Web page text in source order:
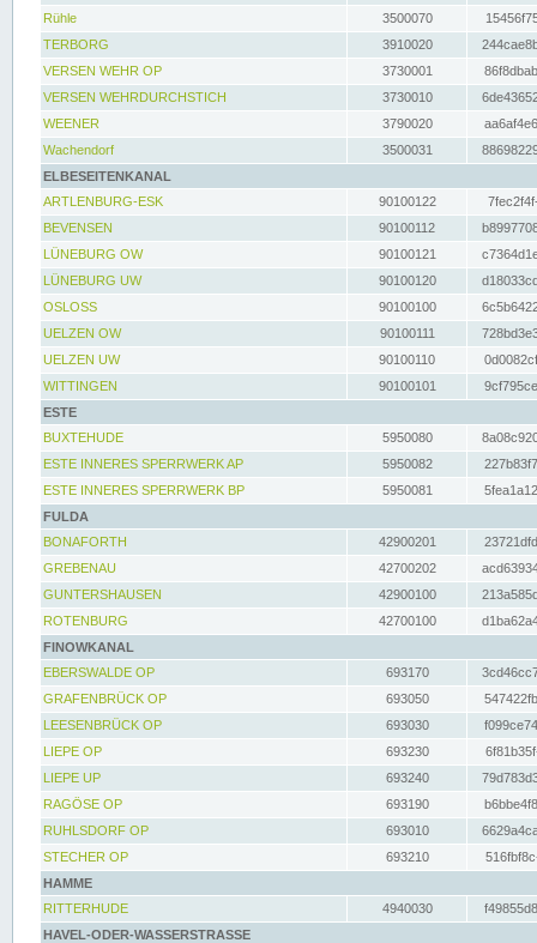
Rühle
3500070
TERBORG
3910020
VERSEN WEHR OP
3730001
VERSEN WEHRDURCHSTICH
3730010
WEENER
3790020
Wachendorf
3500031
ELBESEITENKANAL
ARTLENBURG-ESK
90100122
BEVENSEN
90100112
LÜNEBURG OW
90100121
LÜNEBURG UW
90100120
OSLOSS
90100100
UELZEN OW
90100111
UELZEN UW
90100110
WITTINGEN
90100101
ESTE
BUXTEHUDE
5950080
ESTE INNERES SPERRWERK AP
5950082
ESTE INNERES SPERRWERK BP
5950081
FULDA
BONAFORTH
42900201
GREBENAU
42700202
GUNTERSHAUSEN
42900100
ROTENBURG
42700100
FINOWKANAL
EBERSWALDE OP
693170
GRAFENBRÜCK OP
693050
LEESENBRÜCK OP
693030
LIEPE OP
693230
LIEPE UP
693240
RAGÖSE OP
693190
RUHLSDORF OP
693010
STECHER OP
693210
HAMME
RITTERHUDE
4940030
HAVEL-ODER-WASSERSTRASSE